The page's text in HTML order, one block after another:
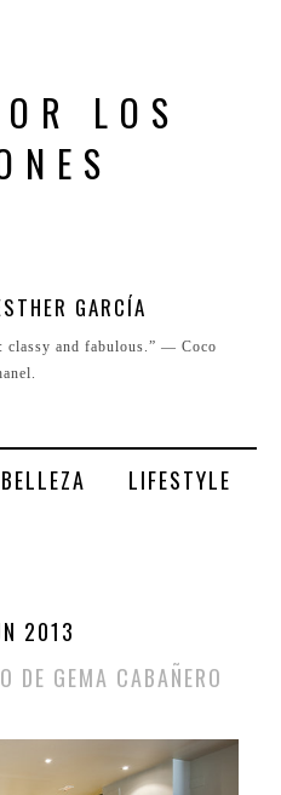
LOS
GARCÍA
and fabulous.” ― Coco
BELLEZA LIFESTYLE
2013
DE GEMA CABAÑERO